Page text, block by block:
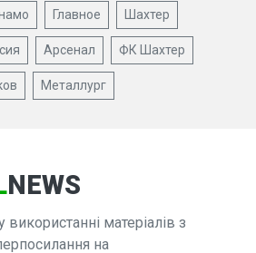
Главное Шахтер
Арсенал ФК Шахтер
Металлург
NEWS
матеріалів з
на